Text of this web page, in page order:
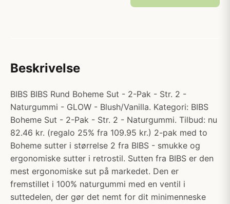
Beskrivelse
BIBS BIBS Rund Boheme Sut - 2-Pak - Str. 2 -
Naturgummi - GLOW - Blush/Vanilla. Kategori: BIBS
Boheme Sut - 2-Pak - Str. 2 - Naturgummi. Tilbud: nu
82.46 kr. (regalo 25% fra 109.95 kr.) 2-pak med to
Boheme sutter i størrelse 2 fra BIBS - smukke og
ergonomiske sutter i retrostil. Sutten fra BIBS er den
mest ergonomiske sut på markedet. Den er
fremstillet i 100% naturgummi med en ventil i
suttedelen, der gør det nemt for dit minimenneske